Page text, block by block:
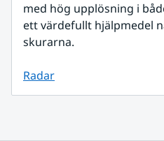
med hög upplösning i
ett värdefullt hjälpmedel
skurarna.
Radar